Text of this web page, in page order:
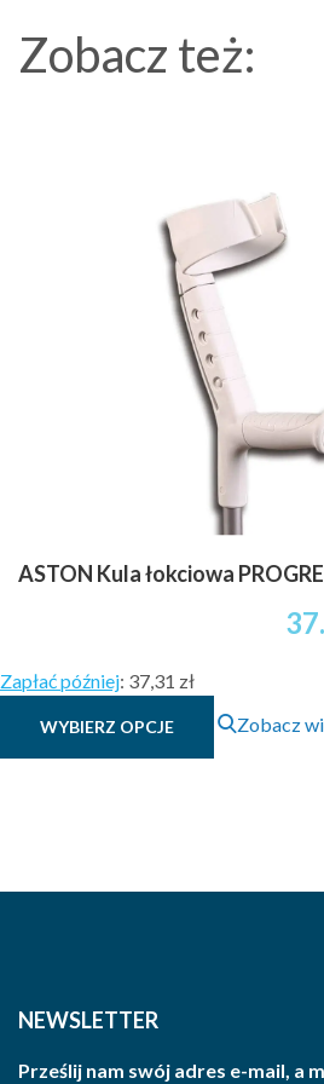
Zobacz też:
ASTON Kula łokciowa
Zapłać później: 37,31 zł
WYBIERZ OPCJE
Ten
produkt
można
Zobacz
NEWSLETTER
Prześlij nam swój adres e-mail, a